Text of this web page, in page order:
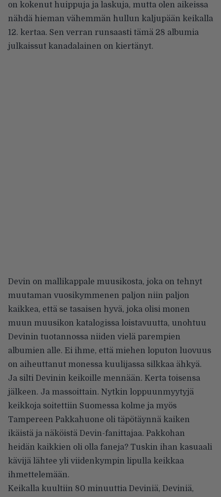
on kokenut huippuja ja laskuja, mutta olen aikeissa
nähdä hieman vähemmän hullun kaljupään keikalla
12. kertaa. Sen verran runsaasti tämä 28 albumia
julkaissut kanadalainen on kiertänyt.
Devin on mallikappale muusikosta, joka on tehnyt
muutaman vuosikymmenen paljon niin paljon
kaikkea, että se tasaisen hyvä, joka olisi monen
muun muusikon katalogissa loistavuutta, unohtuu
Devinin tuotannossa niiden vielä parempien
albumien alle. Ei ihme, että miehen loputon luovuus
on aiheuttanut monessa kuulijassa silkkaa ähkyä.
Ja silti Devinin keikoille mennään. Kerta toisensa
jälkeen. Ja massoittain. Nytkin loppuunmyytyjä
keikkoja soitettiin Suomessa kolme ja myös
Tampereen Pakkahuone oli täpötäynnä kaiken
ikäistä ja näköistä Devin-fanittajaa. Pakkohan
heidän kaikkien oli olla faneja? Tuskin ihan kasuaali
kävijä lähtee yli viidenkympin lipulla keikkaa
ihmettelemään.
Keikalla kuultiin 80 minuuttia Deviniä, Deviniä,